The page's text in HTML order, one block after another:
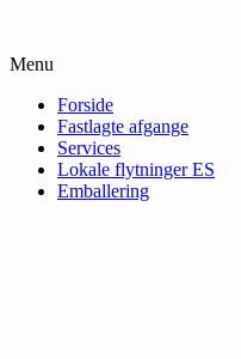
Menu
Forside
Fastlagte afgange
Services
Lokale flytninger ES
Emballering